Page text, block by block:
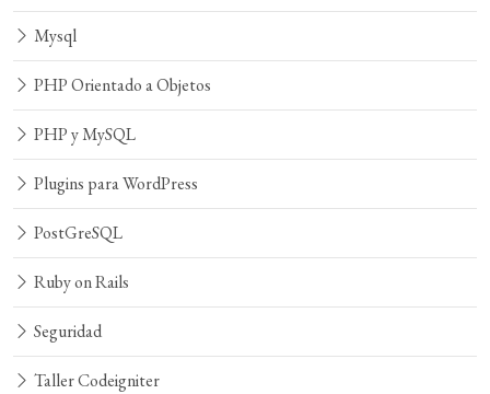
Mysql
PHP Orientado a Objetos
PHP y MySQL
Plugins para WordPress
PostGreSQL
Ruby on Rails
Seguridad
Taller Codeigniter